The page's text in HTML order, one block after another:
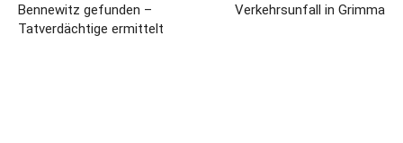
Bennewitz gefunden –
Tatverdächtige ermittelt
Verkehrsunfall in Grimma